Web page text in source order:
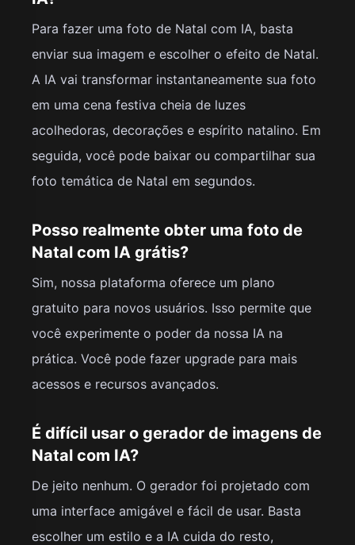
Para fazer uma foto de Natal com IA, basta
enviar sua imagem e escolher o efeito de Natal.
A IA vai transformar instantaneamente sua foto
em uma cena festiva cheia de luzes
acolhedoras, decorações e espírito natalino. Em
seguida, você pode baixar ou compartilhar sua
foto temática de Natal em segundos.
Posso realmente obter uma foto de
Natal com IA grátis?
Sim, nossa plataforma oferece um plano
gratuito para novos usuários. Isso permite que
você experimente o poder da nossa IA na
prática. Você pode fazer upgrade para mais
acessos e recursos avançados.
É difícil usar o gerador de imagens de
Natal com IA?
De jeito nenhum. O gerador foi projetado com
uma interface amigável e fácil de usar. Basta
escolher um estilo e a IA cuida do resto,